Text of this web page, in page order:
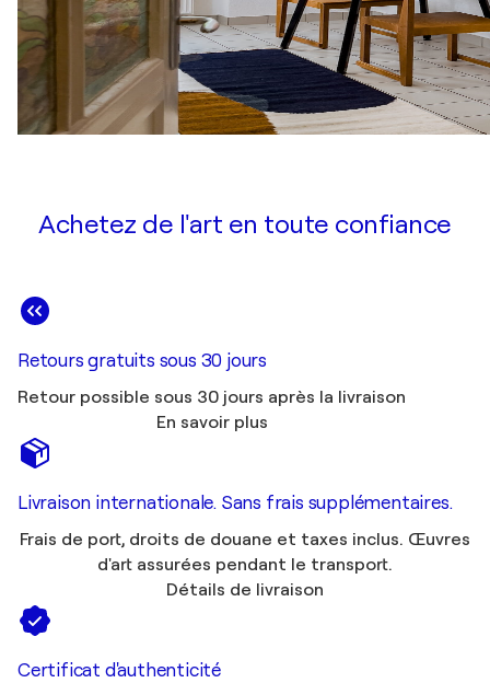
Achetez de l'art en toute confiance
Retours gratuits sous 30 jours
Retour possible sous 30 jours après la livraison
En savoir plus
Livraison internationale. Sans frais supplémentaires.
Frais de port, droits de douane et taxes inclus. Œuvres
d'art assurées pendant le transport.
Détails de livraison
Certificat d'authenticité